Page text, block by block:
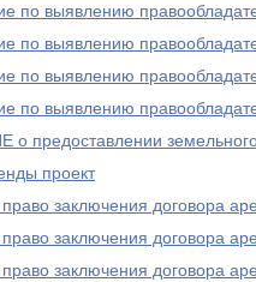
по выявлению
по выявлению
по выявлению
по выявлению
предоставлении земельного
проект
заключения договора
заключения договора
заключения договора